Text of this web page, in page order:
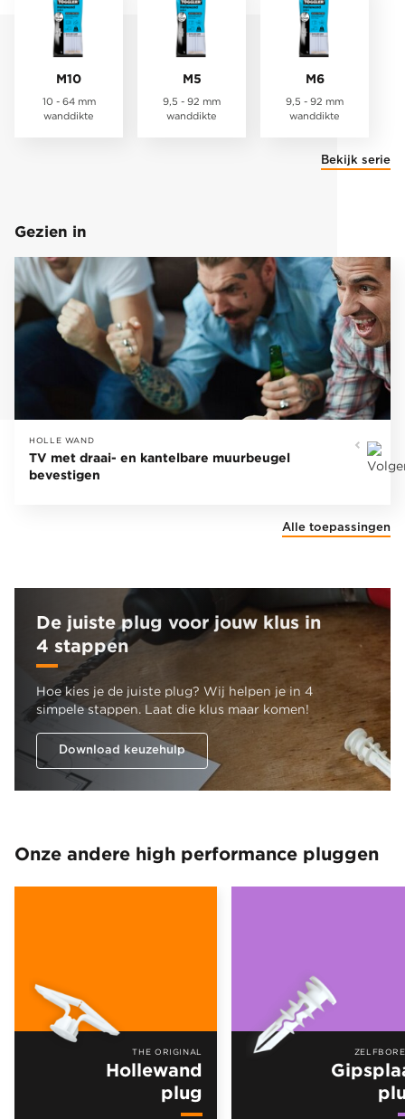
M10
10 - 64 mm
wanddikte
M5
9,5 - 92 mm
wanddikte
M6
9,5 - 92 mm
wanddikte
Bekijk serie
Gezien in
HOLLE WAND
TV met draai- en kantelbare muurbeugel
bevestigen
Alle toepassingen
De juiste plug voor jouw klus in
4 stappen
Hoe kies je de juiste plug? Wij helpen je in 4
simpele stappen. Laat die klus maar komen!
Download keuzehulp
Onze andere high performance pluggen
THE ORIGINAL
Hollewand
plug